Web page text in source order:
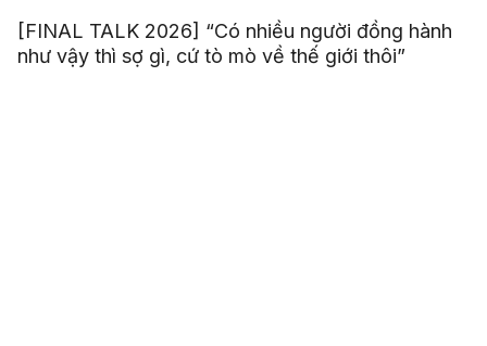
[FINAL TALK 2026] “Có nhiều người đồng hành
như vậy thì sợ gì, cứ tò mò về thế giới thôi”